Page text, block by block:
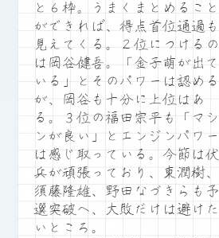
と６枠。うまくまとめること
ができれば、得点首位通過も
見えてくる。２位につけるの
は岡谷健吾。「金子萌が出て
いる」とそのパワーは認める
が、岡谷も十分に上位はあ
る。３位の福田宗平も「マシ
ンが良い」とエンジンパワー
は感じ取っている。今節は伏
兵が頑張っており、東潤樹、
須藤隆雄、野田なづきらも予
選突破へ、大敗だけは避けた
いところ。